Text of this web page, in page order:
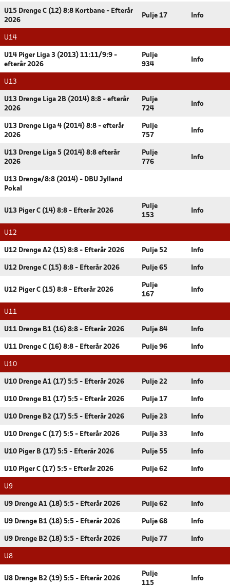
U15 Drenge C (12) 8:8 Kortbane - Efterår
2026
Pulje 17 Info
U14
U14 Piger Liga 3 (2013) 11:11/9:9 -
efterår 2026
Pulje
934
Info
U13
U13 Drenge Liga 2B (2014) 8:8 - efterår
2026
Pulje
724
Info
U13 Drenge Liga 4 (2014) 8:8 - efterår
2026
Pulje
757
Info
U13 Drenge Liga 5 (2014) 8:8 efterår
2026
Pulje
776
Info
U13 Drenge/8:8 (2014) - DBU Jylland
Pokal
U13 Piger C (14) 8:8 - Efterår 2026
Pulje
153
Info
U12
U12 Drenge A2 (15) 8:8 - Efterår 2026 Pulje 52 Info
U12 Drenge C (15) 8:8 - Efterår 2026 Pulje 65 Info
U12 Piger C (15) 8:8 - Efterår 2026
Pulje
167
Info
U11
U11 Drenge B1 (16) 8:8 - Efterår 2026 Pulje 84 Info
U11 Drenge C (16) 8:8 - Efterår 2026 Pulje 96 Info
U10
U10 Drenge A1 (17) 5:5 - Efterår 2026 Pulje 22 Info
U10 Drenge B1 (17) 5:5 - Efterår 2026 Pulje 17 Info
U10 Drenge B2 (17) 5:5 - Efterår 2026 Pulje 23 Info
U10 Drenge C (17) 5:5 - Efterår 2026 Pulje 33 Info
U10 Piger B (17) 5:5 - Efterår 2026 Pulje 55 Info
U10 Piger C (17) 5:5 - Efterår 2026 Pulje 62 Info
U9
U9 Drenge A1 (18) 5:5 - Efterår 2026 Pulje 62 Info
U9 Drenge B1 (18) 5:5 - Efterår 2026 Pulje 68 Info
U9 Drenge B2 (18) 5:5 - Efterår 2026 Pulje 77 Info
U8
U8 Drenge B2 (19) 5:5 - Efterår 2026
Pulje
115
Info